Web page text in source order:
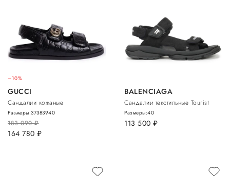
–10%
GUCCI
Сандалии кожаные
183 090руб.
164 780 руб.
Размеры:37383940
BALENCIAGA
Сандалии текстильные Tourist
113 500 руб.
Размеры:40